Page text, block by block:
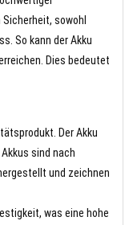
sowohl
So kann der Akku
Dies bedeutet
Der Akku
sind nach
und zeichnen
was eine hohe